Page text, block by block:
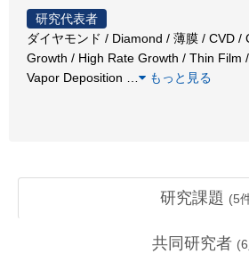
研究代表者
ダイヤモンド / Diamond / 薄膜 / CVD /
Growth / High Rate Growth / Thin Film
Vapor Deposition
もっと見る
研究課題 (5
共同研究者 (6